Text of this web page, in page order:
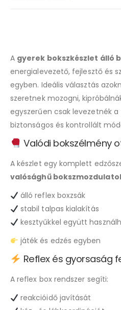
A gyerek bokszkészlet álló
energialevezető, fejlesztő és
egyben. Ideális választás
szeretnek mozogni,
egyszerűen csak levezetnék
biztonságos és kontrollált
Valódi bokszélmény
A készlet egy komplett
valósághű
álló reflex boxzsák
stabil talpas kialakítás
kesztyűkkel együtt
játék és edzés egyben
Reflex és gyorsaság
A reflex box rendszer segíti:
reakcióidő javítását